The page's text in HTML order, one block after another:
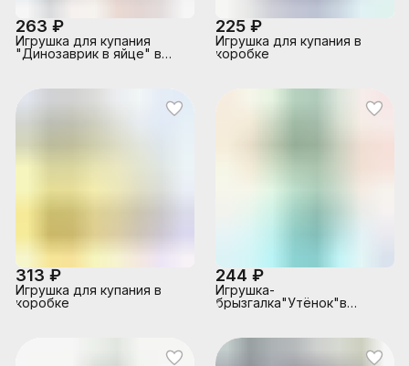
263 ₽
Игрушка для купания
"Динозаврик в яйце" в
225 ₽
Игрушка для купания в
коробке
313 ₽
Игрушка для купания в
коробке
244 ₽
Игрушка-
брызгалка"Утёнок"в